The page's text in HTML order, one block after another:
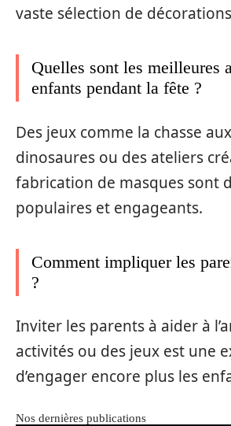
vaste sélection de
Quelles sont les meilleures
enfants pendant la fête ?
Des jeux comme la chasse
dinosaures ou des ateliers
fabrication de masques sont
populaires et engageants.
Comment impliquer les
?
Inviter les parents à aider à
activités ou des jeux est une
d’engager encore plus les
Nos dernières publications